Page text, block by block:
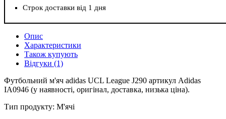
Строк доставки від 1 дня
Опис
Характеристики
Також купують
Відгуки (1)
Футбольний м'яч adidas UCL League J290 артикул Adidas
IA0946 (у наявності, оригінал, доставка, низька ціна).
Тип продукту: М'ячі